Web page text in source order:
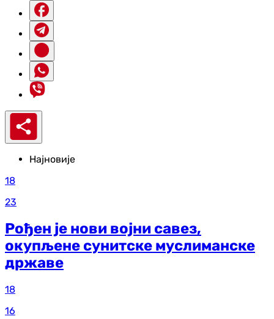
Најновије
18
23
Рођен је нови војни савез,
окупљене сунитске муслиманске
државе
18
16